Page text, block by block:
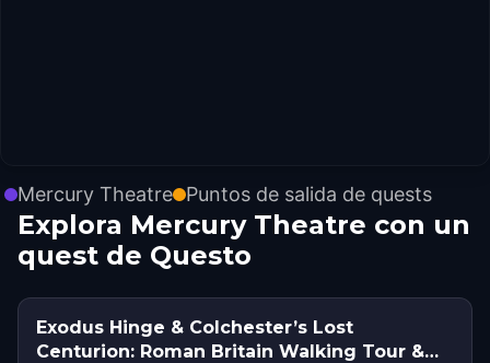
Mercury Theatre Puntos de salida de quests
Explora Mercury Theatre con un
quest de Questo
Exodus Hinge & Colchester’s Lost
Centurion: Roman Britain Walking Tour &